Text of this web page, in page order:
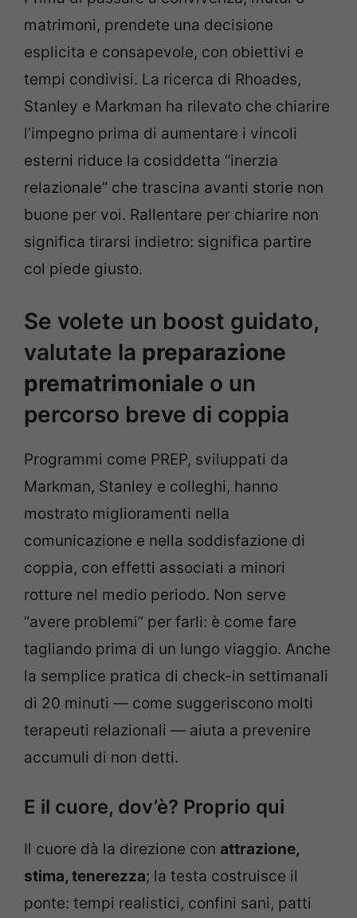
matrimoni, prendete una decisione
esplicita e consapevole, con obiettivi e
tempi condivisi. La ricerca di Rhoades,
Stanley e Markman ha rilevato che chiarire
l’impegno prima di aumentare i vincoli
esterni riduce la cosiddetta “inerzia
relazionale” che trascina avanti storie non
buone per voi. Rallentare per chiarire non
significa tirarsi indietro: significa partire
col piede giusto.
Se volete un boost guidato,
valutate la preparazione
prematrimoniale o un
percorso breve di coppia
Programmi come PREP, sviluppati da
Markman, Stanley e colleghi, hanno
mostrato miglioramenti nella
comunicazione e nella soddisfazione di
coppia, con effetti associati a minori
rotture nel medio periodo. Non serve
“avere problemi” per farli: è come fare
tagliando prima di un lungo viaggio. Anche
la semplice pratica di check-in settimanali
di 20 minuti — come suggeriscono molti
terapeuti relazionali — aiuta a prevenire
accumuli di non detti.
E il cuore, dov’è? Proprio qui
Il cuore dà la direzione con attrazione,
stima, tenerezza; la testa costruisce il
ponte: tempi realistici, confini sani, patti